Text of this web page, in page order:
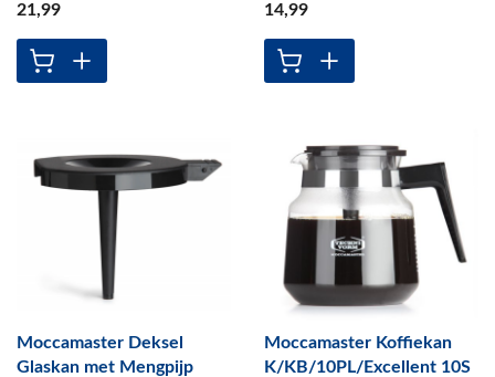
21,99 14,99
Moccamaster Deksel
Glaskan met Mengpijp
Moccamaster Koffiekan
K/KB/10PL/Excellent 10S